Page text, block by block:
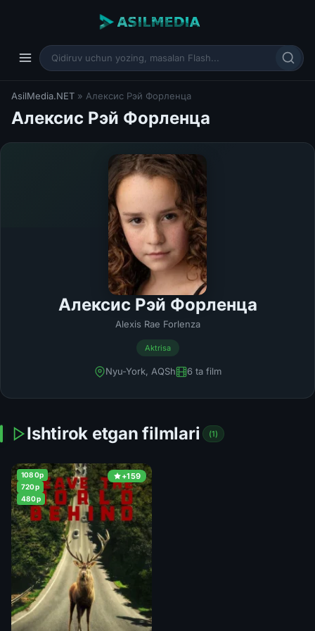
AsilMedia.NET » Алексис Рэй Форленца
Алексис Рэй Форленца
Алексис Рэй Форленца
Alexis Rae Forlenza
Aktrisa
Nyu-York, AQSh 6 ta film
Ishtirok etgan filmlari (1)
+159
1080p
720p
480p